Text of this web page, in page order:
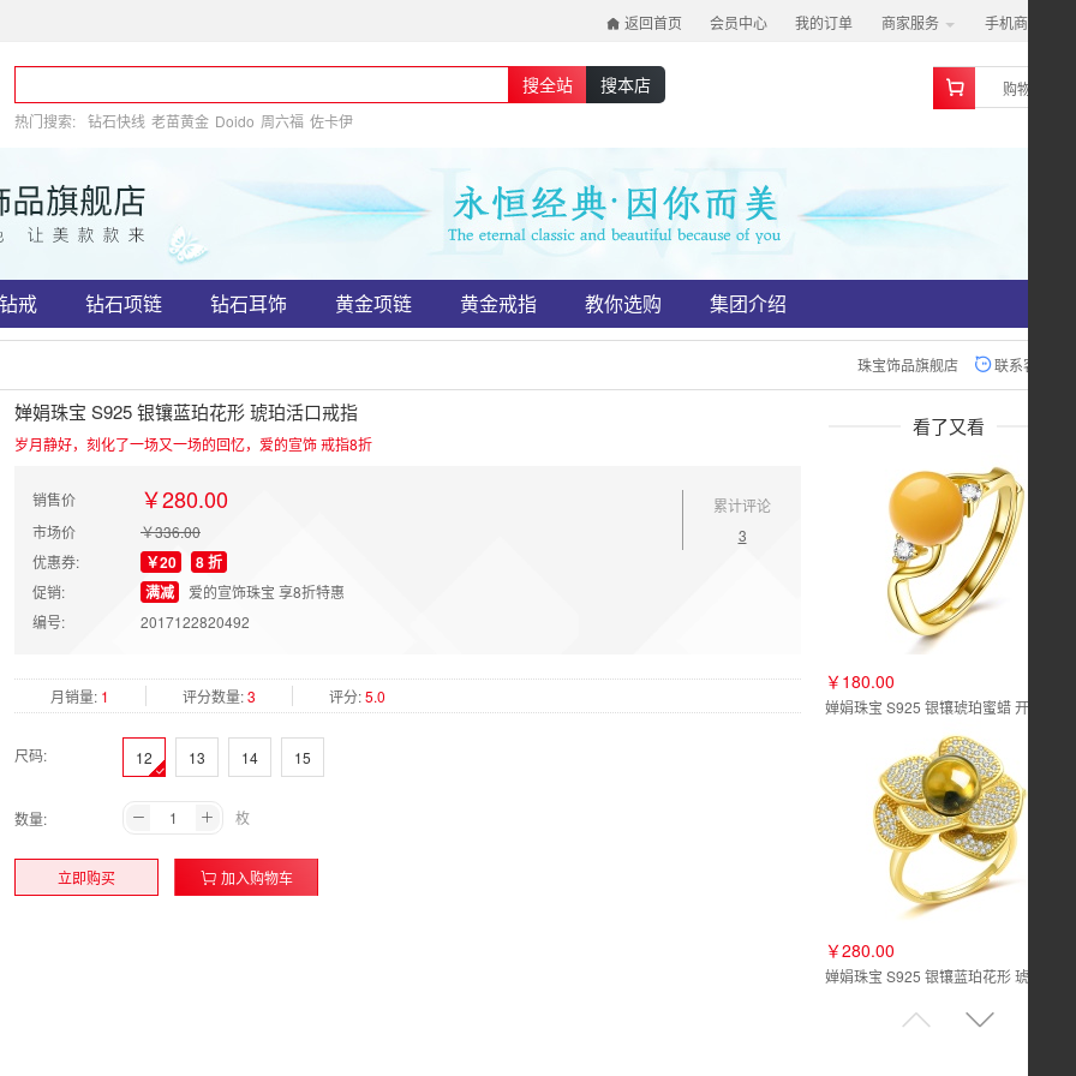
返回首页 会员中心 我的订单 商家服务 手机商城
搜全站 搜本店
热门搜索: 钻石快线 老苗黄金 Doido 周六福 佐卡伊
购物车
戒 钻石项链 钻石耳饰 黄金项链 黄金戒指 教你选购 集团介绍
珠宝饰品旗舰店 联系客服
婵娟珠宝 S925 银镶蓝珀花形 琥珀活口戒指
岁月静好，刻化了一场又一场的回忆，爱的宣饰 戒指8折
销售价 ￥280.00
市场价
￥336.00
优惠券:
￥20 8 折
促销: 满减
爱的宣饰珠宝 享8折特惠
编号:
2017122820492
累计评论
3
月销量: 1 评分数量:3 评分:5.0
尺码: 12 13 14 15
数量: 枚
立即购买 加入购物车
看了又看
￥180.00
￥280.00